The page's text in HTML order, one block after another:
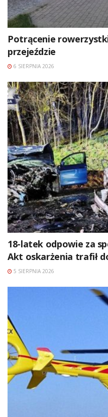
Potrącenie
przejeździe
6 SIERPNIA 2026
18-latek odpowie za
Akt oskarżenia trafił
5 SIERPNIA 2026